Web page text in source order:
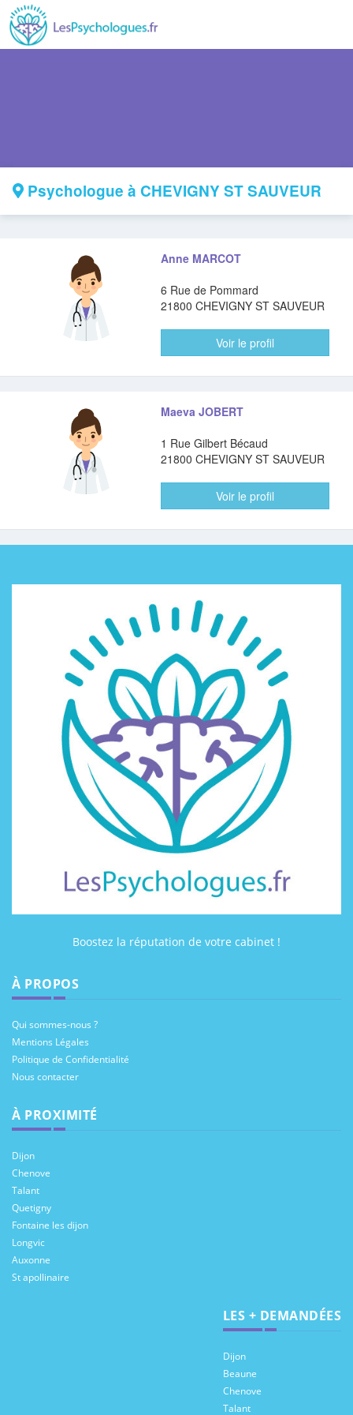
Psychologue à CHEVIGNY ST SAUVEUR
Anne MARCOT
6 Rue de Pommard
21800 CHEVIGNY ST SAUVEUR
Voir le profil
Maeva JOBERT
1 Rue Gilbert Bécaud
21800 CHEVIGNY ST SAUVEUR
Voir le profil
Boostez la réputation de votre cabinet !
À PROPOS
Qui sommes-nous ?
Mentions Légales
Politique de Confidentialité
Nous contacter
À PROXIMITÉ
Dijon
Chenove
Talant
Quetigny
Fontaine les dijon
Longvic
Auxonne
St apollinaire
LES + DEMANDÉES
Dijon
Beaune
Chenove
Talant